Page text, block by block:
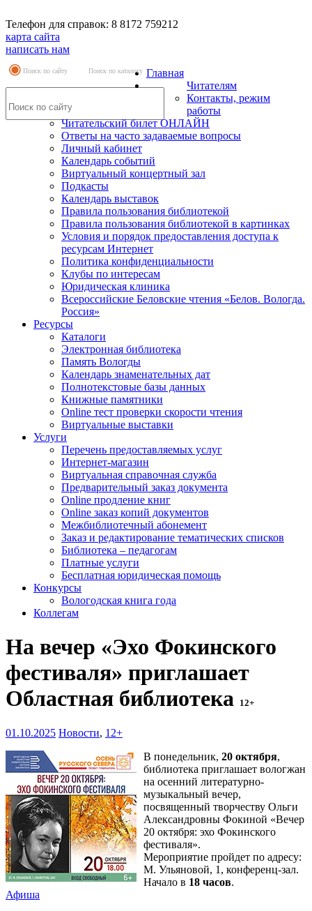
Телефон для справок: 8 8172 759212
карта сайта
написать нам
Поиск по сайту Поиск по каталогу Главная
Читателям
Контакты, режим
работы
Читательский билет ОНЛАЙН
Ответы на часто задаваемые вопросы
Личный кабинет
Календарь событий
Виртуальный концертный зал
Подкасты
Календарь выставок
Правила пользования библиотекой
Правила пользования библиотекой в картинках
Условия и порядок предоставления доступа к
ресурсам Интернет
Политика конфиденциальности
Клубы по интересам
Юридическая клиника
Всероссийские Беловские чтения «Белов. Вологда.
Россия»
Ресурсы
Каталоги
Электронная библиотека
Память Вологды
Календарь знаменательных дат
Полнотекстовые базы данных
Книжные памятники
Online тест проверки скорости чтения
Виртуальные выставки
Услуги
Перечень предоставляемых услуг
Интернет-магазин
Виртуальная справочная служба
Предварительный заказ документа
Online продление книг
Online заказ копий документов
Межбиблиотечный абонемент
Заказ и редактирование тематических списков
Библиотека – педагогам
Платные услуги
Бесплатная юридическая помощь
Конкурсы
Вологодская книга года
Коллегам
На вечер «Эхо Фокинского
фестиваля» приглашает
Областная библиотека 12+
01.10.2025 Новости, 12+
В понедельник, 20 октября,
библиотека приглашает вологжан
на осенний литературно-
музыкальный вечер,
посвященный творчеству Ольги
Александровны Фокиной «Вечер
20 октября: эхо Фокинского
фестиваля».
Мероприятие пройдет по адресу:
М. Ульяновой, 1, конференц-зал.
Начало в 18 часов.
Афиша